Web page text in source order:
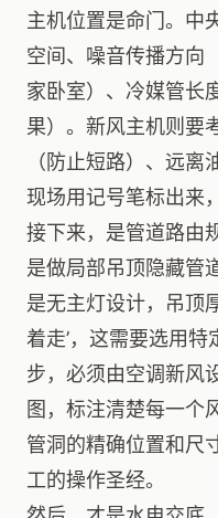
主机位置是命门。中
空间、噪音传播方向
家卧室）、冷媒管长
果）。新风主机则要
（防止短路）、远
现场用记号笔标出来
接下来，是管道路由
是做局部吊顶隐藏管
是无主灯设计，吊顶
着走’，这需要选用
步，必须由空调新风
图，标注清楚每一个
管洞的精确位置和尺
工的操作圣经。